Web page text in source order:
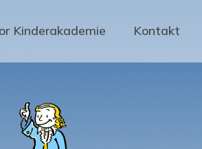
Kinderakademie Kontakt